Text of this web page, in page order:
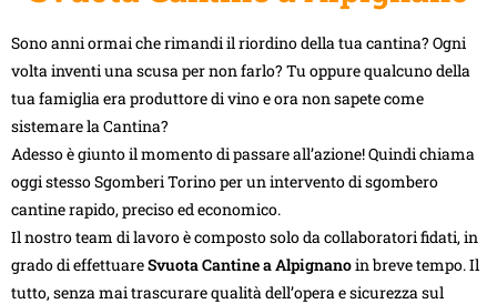
Sono anni ormai che rimandi il riordino della tua cantina? Ogni
volta inventi una scusa per non farlo? Tu oppure qualcuno della
tua famiglia era produttore di vino e ora non sapete come
sistemare la Cantina?
Adesso è giunto il momento di passare all’azione! Quindi chiama
oggi stesso Sgomberi Torino per un intervento di sgombero
cantine rapido, preciso ed economico.
Il nostro team di lavoro è composto solo da collaboratori fidati, in
grado di effettuareSvuota Cantine a Alpignanoin breve tempo. Il
tutto, senza mai trascurare qualità dell’opera e sicurezza sul